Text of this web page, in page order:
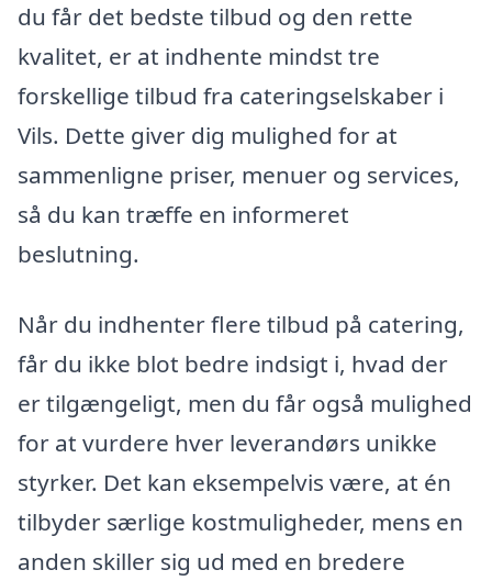
du får det bedste tilbud og den rette
kvalitet, er at indhente mindst tre
forskellige tilbud fra cateringselskaber i
Vils. Dette giver dig mulighed for at
sammenligne priser, menuer og services,
så du kan træffe en informeret
beslutning.
Når du indhenter flere tilbud på catering,
får du ikke blot bedre indsigt i, hvad der
er tilgængeligt, men du får også mulighed
for at vurdere hver leverandørs unikke
styrker. Det kan eksempelvis være, at én
tilbyder særlige kostmuligheder, mens en
anden skiller sig ud med en bredere